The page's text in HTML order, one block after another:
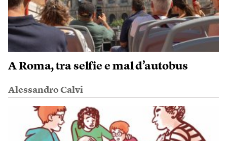
A Roma, tra selfie e mal d’autobus
Alessandro Calvi